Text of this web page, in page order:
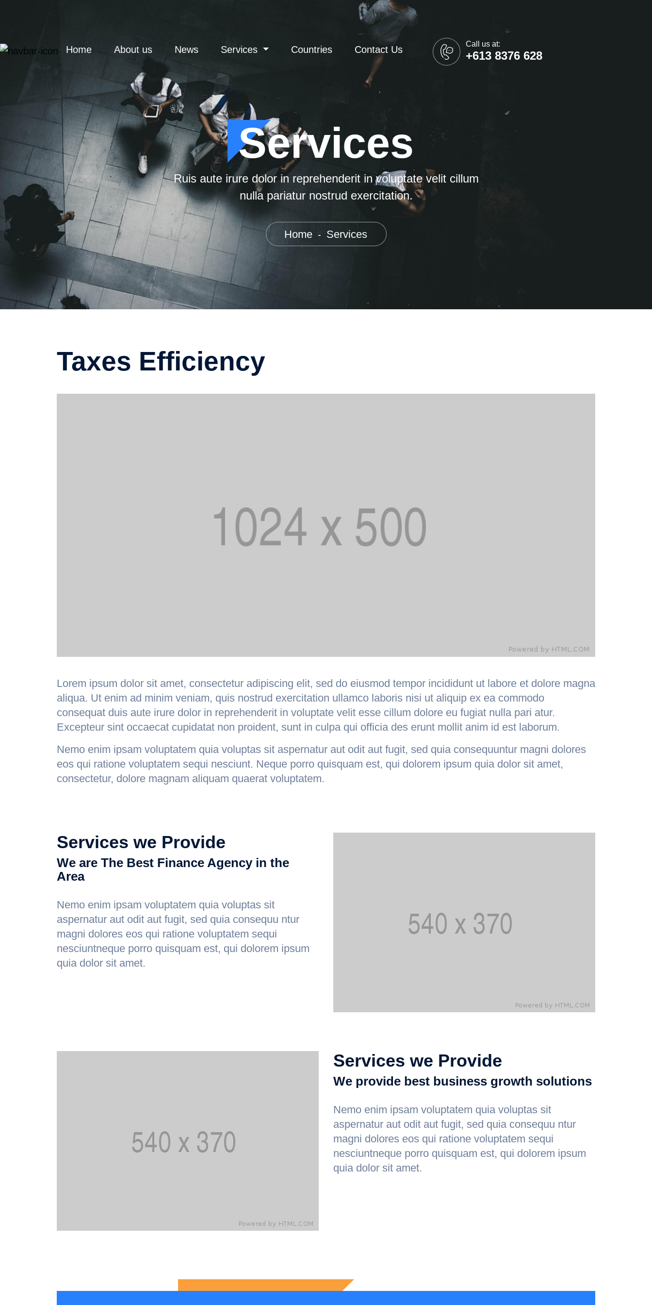
Home(current)About us News Services Countries Contact Us
Call us at:
+613 8376 628
Services
Ruis aute irure dolor in reprehenderit in voluptate velit cillum
nulla pariatur nostrud exercitation.
Home - Services
Taxes Efficiency
Lorem ipsum dolor sit amet, consectetur adipiscing elit, sed do eiusmod tempor incididunt ut labore et dolore magna
aliqua. Ut enim ad minim veniam, quis nostrud exercitation ullamco laboris nisi ut aliquip ex ea commodo
consequat duis aute irure dolor in reprehenderit in voluptate velit esse cillum dolore eu fugiat nulla pari atur.
Excepteur sint occaecat cupidatat non proident, sunt in culpa qui officia des erunt mollit anim id est laborum.
Nemo enim ipsam voluptatem quia voluptas sit aspernatur aut odit aut fugit, sed quia consequuntur magni dolores
eos qui ratione voluptatem sequi nesciunt. Neque porro quisquam est, qui dolorem ipsum quia dolor sit amet,
consectetur, dolore magnam aliquam quaerat voluptatem.
Services we Provide
We are The Best Finance Agency in the
Area
Nemo enim ipsam voluptatem quia voluptas sit
aspernatur aut odit aut fugit, sed quia consequu ntur
magni dolores eos qui ratione voluptatem sequi
nesciuntneque porro quisquam est, qui dolorem ipsum
quia dolor sit amet.
Services we Provide
We provide best business growth solutions
Nemo enim ipsam voluptatem quia voluptas sit
aspernatur aut odit aut fugit, sed quia consequu ntur
magni dolores eos qui ratione voluptatem sequi
nesciuntneque porro quisquam est, qui dolorem ipsum
quia dolor sit amet.